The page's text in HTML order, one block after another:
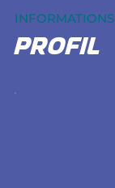
INFORMATIONS
profil